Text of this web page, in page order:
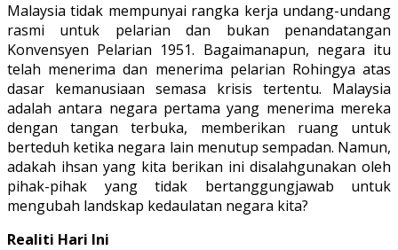
Malaysia tidak mempunyai rangka kerja undang-undang
rasmi untuk pelarian dan bukan penandatangan
Konvensyen Pelarian 1951. Bagaimanapun, negara itu
telah menerima dan menerima pelarian Rohingya atas
dasar kemanusiaan semasa krisis tertentu. Malaysia
adalah antara negara pertama yang menerima mereka
dengan tangan terbuka, memberikan ruang untuk
berteduh ketika negara lain menutup sempadan. Namun,
adakah ihsan yang kita berikan ini disalahgunakan oleh
pihak-pihak yang tidak bertanggungjawab untuk
mengubah landskap kedaulatan negara kita?
Realiti Hari Ini